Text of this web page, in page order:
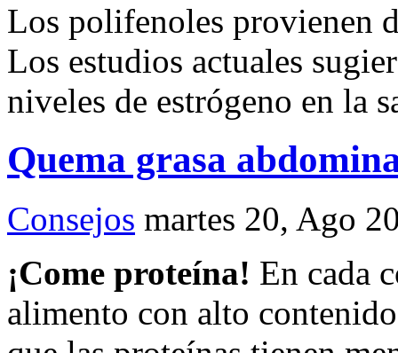
Los polifenoles provienen
Los estudios actuales
niveles de estrógeno en la
Quema grasa
Consejos martes 20, Ago
¡Come proteína! En cada
alimento con alto